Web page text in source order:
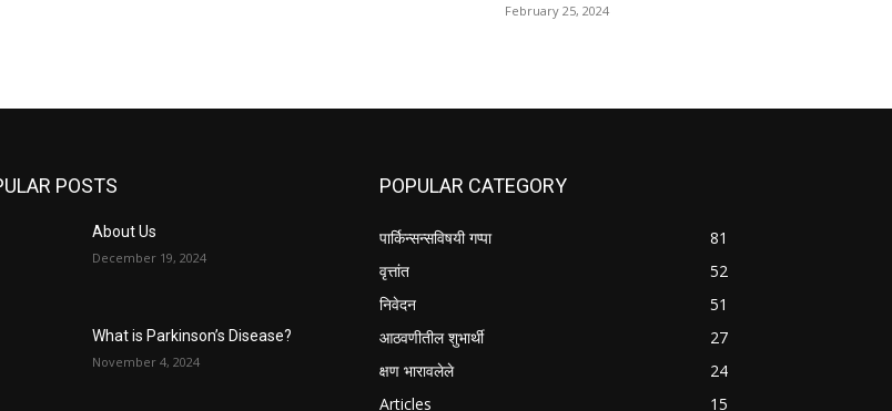
February 25, 2024
POSTS
About Us
December 19, 2024
What is Parkinson’s Disease?
November 4, 2024
POPULAR CATEGORY
पार्किन्सन्सविषयी गप्पा
81
वृत्तांत
52
निवेदन
51
आठवणीतील शुभार्थी
27
क्षण भारावलेले
24
Articles
15